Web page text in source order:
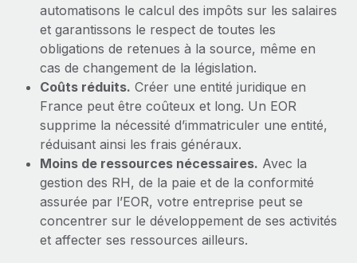
automatisons le calcul des impôts sur les salaires
et garantissons le respect de toutes les
obligations de retenues à la source, même en
cas de changement de la législation.
Coûts réduits. Créer une entité juridique en
France peut être coûteux et long. Un EOR
supprime la nécessité d’immatriculer une entité,
réduisant ainsi les frais généraux.
Moins de ressources nécessaires. Avec la
gestion des RH, de la paie et de la conformité
assurée par l’EOR, votre entreprise peut se
concentrer sur le développement de ses activités
et affecter ses ressources ailleurs.